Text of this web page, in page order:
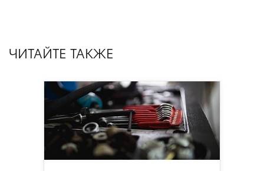
ЧИТАЙТЕ ТАКЖЕ